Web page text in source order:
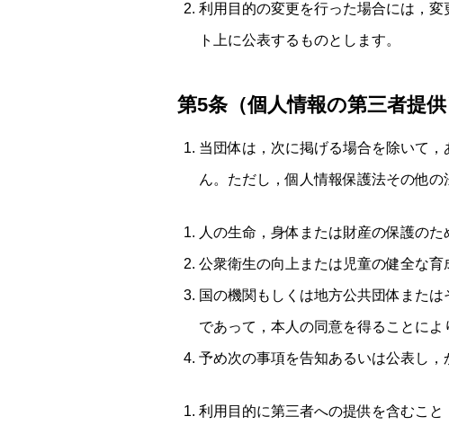
利用目的の変更を行った場合には，
ト上に公表するものとします。
第5条（個人情報の第三者提供
当団体は，次に掲げる場合を除いて
ん。ただし，個人情報保護法その他の
人の生命，身体または財産の保護の
公衆衛生の向上または児童の健全な
国の機関もしくは地方公共団体また
であって，本人の同意を得ることに
予め次の事項を告知あるいは公表し
利用目的に第三者への提供を含むこと